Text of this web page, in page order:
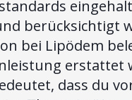
berücksichtigt
bei Lipödem
dass du